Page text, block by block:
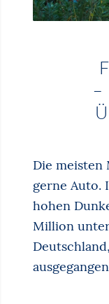
–
Die meisten
gerne Auto.
hohen
Million